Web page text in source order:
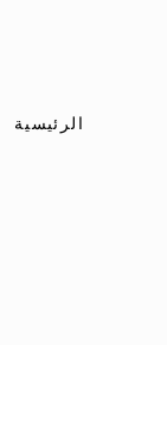
الرئيسية